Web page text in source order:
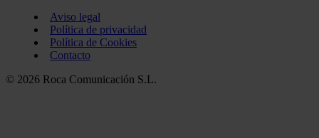
Aviso legal
Política de privacidad
Política de Cookies
Contacto
© 2026 Roca Comunicación S.L.